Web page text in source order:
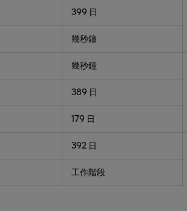
399 日
幾秒鐘
幾秒鐘
389 日
179 日
392 日
工作階段